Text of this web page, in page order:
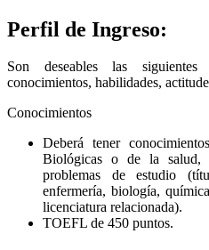
Perfil de Ingreso:
Son deseables las
conocimientos, habilidades,
Conocimientos
Deberá tener
Biológicas o de la salud,
problemas de estudio
enfermería, biología,
licenciatura relacionada).
TOEFL de 450 puntos.